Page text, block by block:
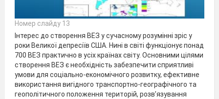
Номер слайду 13
Інтерес до створення ВЕЗ у сучасному розумінні зріс у
роки Великої депресіїв США. Нині в світі функціонує понад
700 ВЕЗ практично в усіх країнах світу. Основними цілями
створення ВЕЗ є необхідність забезпечити сприятливі
умови для соціально-економічного розвитку, ефективне
використання вигідного транспортно-географічного та
геополітичного положення територій, розв’язування